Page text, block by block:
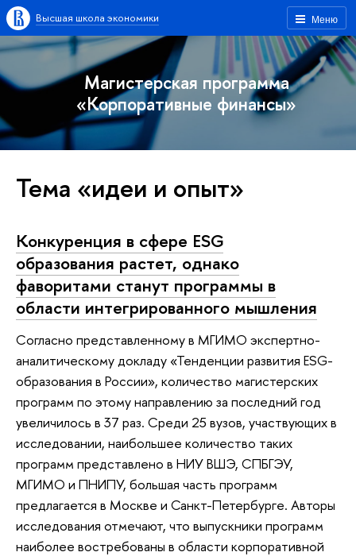
Меню
Высшая школа экономики
Магистерская программа
«Корпоративные финансы»
Тема «идеи и опыт»
Конкуренция в сфере ESG
образования растет, однако
фаворитами станут программы в
области интегрированного мышления
Согласно представленному в МГИМО экспертно-
аналитическому докладу «Тенденции развития ESG-
образования в России», количество магистерских
программ по этому направлению за последний год
увеличилось в 37 раз. Среди 25 вузов, участвующих в
исследовании, наибольшее количество таких
программ представлено в НИУ ВШЭ, СПБГЭУ,
МГИМО и ПНИПУ, большая часть программ
предлагается в Москве и Санкт-Петербурге. Авторы
исследования отмечают, что выпускники программ
наиболее востребованы в области корпоративной